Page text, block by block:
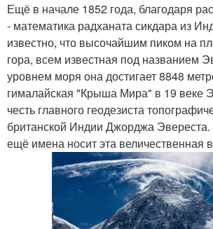
Ещё в начале 1852 года, благодаря
- математика радханата сикдара из
известно, что высочайшим пиком на
гора, всем известная под названием
уровнем моря она достигает 8848
гималайская "Крыша Мира" в 19 веке
честь главного геодезиста
британской Индии Джорджа Эвереста.
ещё имена носит эта величественная